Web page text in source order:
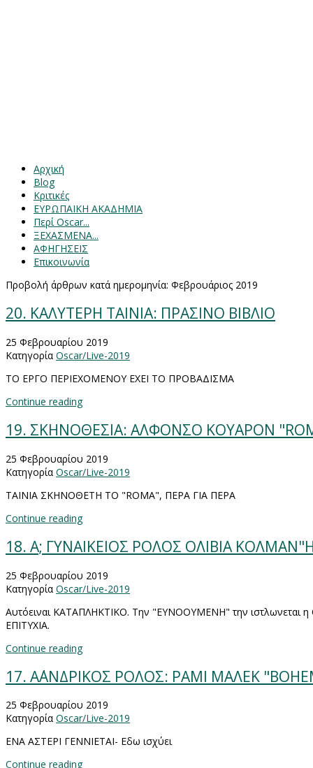
Αρχική
Blog
Κριτικές
ΕΥΡΩΠΑΙΚΗ ΑΚΑΔΗΜΙΑ
Περί Oscar...
ΞΕΧΑΣΜΕΝΑ...
ΑΦΗΓΗΣΕΙΣ
Επικοινωνία
Προβολή άρθρων κατά ημερομηνία: Φεβρουάριος 2019
20. ΚΑΛΥΤΕΡΗ ΤΑΙΝΙΑ: ΠΡΑΣΙΝΟ ΒΙΒΛΙΟ
25 Φεβρουαρίου 2019
Κατηγορία Oscar/Live-2019
ΤΟ ΕΡΓΟ ΠΕΡΙΕΧΟΜΕΝΟΥ ΕΧΕΙ ΤΟ ΠΡΟΒΑΔΙΣΜΑ
Continue reading
19. ΣΚΗΝΟΘΕΣΙΑ: ΑΛΦΟΝΣΟ ΚΟΥΑΡΟΝ
25 Φεβρουαρίου 2019
Κατηγορία Oscar/Live-2019
ΤΑΙΝΙΑ ΣΚΗΝΟΘΕΤΗ ΤΟ "ROMA", ΠΕΡΑ ΓΙΑ ΠΕΡΑ
Continue reading
18. A; ΓΥΝΑΙΚΕΙΟΣ ΡΟΛΟΣ ΟΛΙΒΙΑ
25 Φεβρουαρίου 2019
Κατηγορία Oscar/Live-2019
Αυτόειναι ΚΑΤΑΠΛΗΚΤΙΚΟ. Την "ΕΥΝΟΟΥΜΕΝΗ" την
ΕΠΙΤΥΧΙΑ.
Continue reading
17. Α΄ΑΝΔΡΙΚΟΣ ΡΟΛΟΣ: ΡΑΜΙ ΜΑΛΕΚ
25 Φεβρουαρίου 2019
Κατηγορία Oscar/Live-2019
ΕΝΑ ΑΣΤΕΡΙ ΓΕΝΝΙΕΤΑΙ- Εδω ισχύει
Continue reading